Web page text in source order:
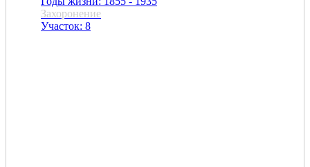
Захоронение
Участок: 8